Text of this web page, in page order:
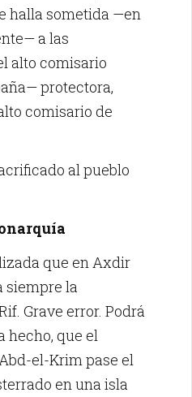
halla sometida —en
a las
alto comisario
protectora,
comisario de
al pueblo
que en Axdir
siempre la
Grave error. Podrá
hecho, que el
el-Krim pase el
en una isla